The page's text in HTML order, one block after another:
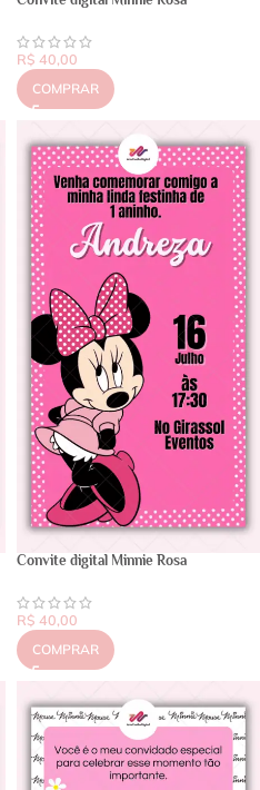
R$ 40,00
COMPRAR
Convite digital Minnie Rosa
R$ 40,00
COMPRAR